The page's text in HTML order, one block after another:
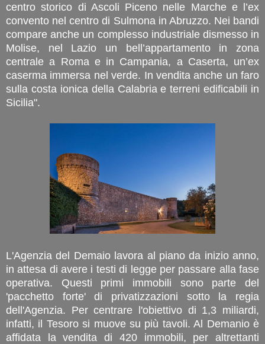
centro storico di Ascoli Piceno nelle Marche e l’ex
convento nel centro di Sulmona in Abruzzo. Nei bandi
compare anche un complesso industriale dismesso in
Molise, nel Lazio un bell’appartamento in zona
centrale a Roma e in Campania, a Caserta, un’ex
caserma immersa nel verde. In vendita anche un faro
sulla costa ionica della Calabria e terreni edificabili in
Sicilia".
L'Agenzia del Demaio lavora al piano da inizio anno,
in attesa di avere i testi di legge per passare alla fase
operativa. Questi primi immobili sono parte del
'pacchetto forte' di privatizzazioni sotto la regia
dell'Agenzia. Per centrare l'obiettivo di 1,3 miliardi,
infatti, il Tesoro si muove su più tavoli. Al Demanio è
affidata la vendita di 420 immobili, per altrettanti